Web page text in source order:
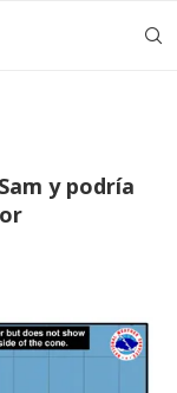
y podría